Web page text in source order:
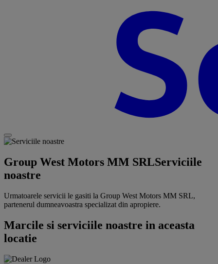
Group West Motors MM SRLServiciile
noastre
Urmatoarele servicii le gasiti la Group West Motors MM SRL,
partenerul dumneavoastra specializat din apropiere.
Marcile si serviciile noastre in aceasta
locatie